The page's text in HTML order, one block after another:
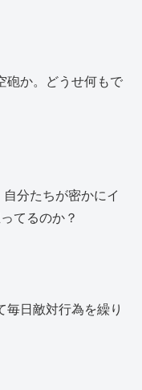
砲か。どうせ何もで
分たちが密かにイ
てるのか？
毎日敵対行為を繰り